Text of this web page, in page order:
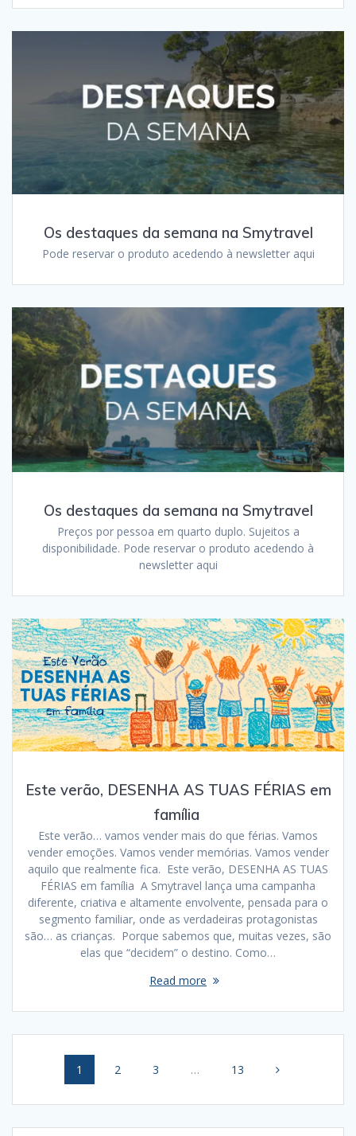
Os destaques da semana na Smytravel
Pode reservar o produto acedendo à newsletter aqui
Os destaques da semana na Smytravel
Preços por pessoa em quarto duplo. Sujeitos a
disponibilidade. Pode reservar o produto acedendo à
newsletter aqui
Este verão, DESENHA AS TUAS FÉRIAS em
família
Este verão… vamos vender mais do que férias. Vamos
vender emoções. Vamos vender memórias. Vamos vender
aquilo que realmente fica. Este verão, DESENHA AS TUAS
FÉRIAS em família A Smytravel lança uma campanha
diferente, criativa e altamente envolvente, pensada para o
segmento familiar, onde as verdadeiras protagonistas
são… as crianças. Porque sabemos que, muitas vezes, são
elas que “decidem” o destino. Como…
Read more
Posts
navigation
Page
1 Page
2 Page
3 … Page
13